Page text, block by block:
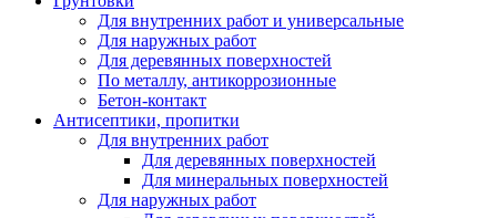
Для внутренних работ и универсальные
Для наружных работ
Для деревянных поверхностей
По металлу, антикоррозионные
Бетон-контакт
Антисептики, пропитки
Для внутренних работ
Для деревянных поверхностей
Для минеральных поверхностей
Для наружных работ